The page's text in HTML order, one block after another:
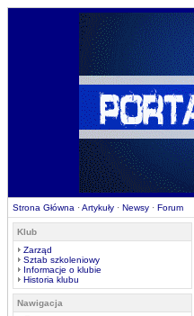
Strona Główna ·Artykuły · Newsy · Forum
Klub
Zarząd
Sztab szkoleniowy
Informacje o klubie
Historia klubu
Nawigacja